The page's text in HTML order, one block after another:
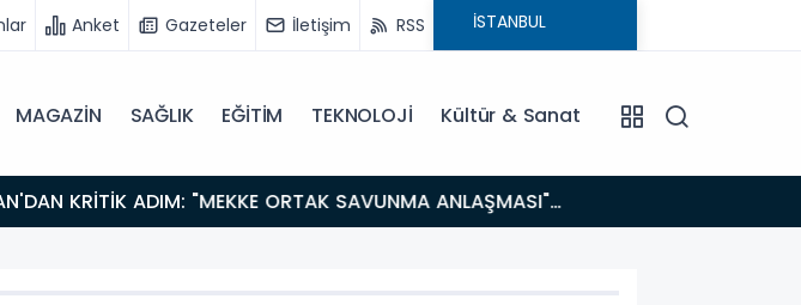
Anket Gazeteler İletişim RSS
MAGAZİN SAĞLIK EĞİTİM TEKNOLOJİ Kültür & Sanat
Uyanacağız"